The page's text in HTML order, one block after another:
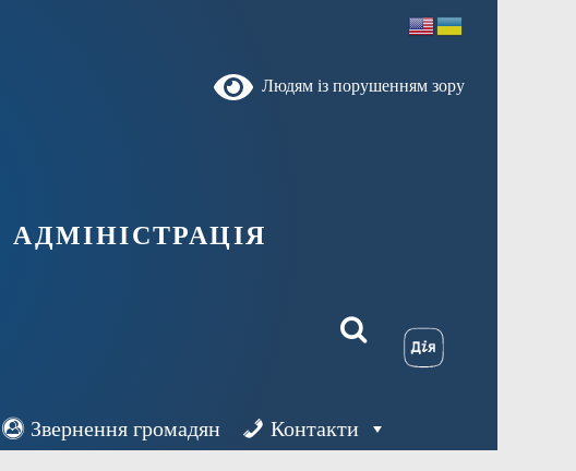
Людям із порушенням зору
Звернення громадян Контакти